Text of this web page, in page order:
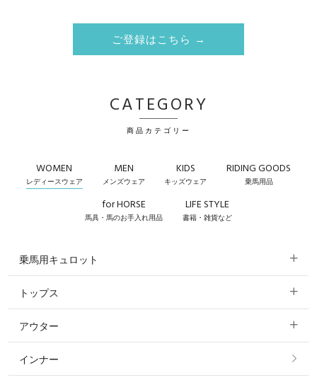
ご登録はこちら →
CATEGORY
商品カテゴリー
WOMEN
レディースウェア
MEN
メンズウェア
KIDS
キッズウェア
RIDING GOODS
乗馬用品
for HORSE
馬具・馬のお手入れ用品
LIFE STYLE
書籍・雑貨など
乗馬用キュロット
すべてのキュロット
フルグリップ・尻革 キュロット
ニーグリップ・膝革 キュロット
トップス
すべてのトップス
ポロシャツ
アウター
すべてのアウター
インナー